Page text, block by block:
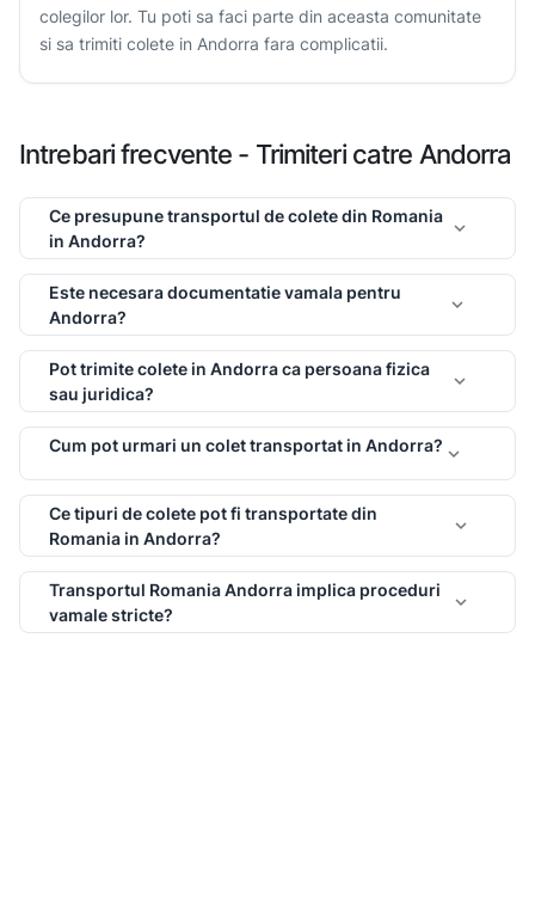
colegilor lor. Tu poti sa faci parte din aceasta comunitate
si sa trimiti colete in Andorra fara complicatii.
Intrebari frecvente - Trimiteri catre Andorra
Ce presupune transportul de colete din Romania
in Andorra?
keyboard_arrow_down
Este necesara documentatie vamala pentru
Andorra?
keyboard_arrow_down
Pot trimite colete in Andorra ca persoana fizica
sau juridica?
keyboard_arrow_down
Cum pot urmari un colet transportat in Andorra? keyboard_arrow_down
Ce tipuri de colete pot fi transportate din
Romania in Andorra?
keyboard_arrow_down
Transportul Romania Andorra implica proceduri
vamale stricte?
keyboard_arrow_down